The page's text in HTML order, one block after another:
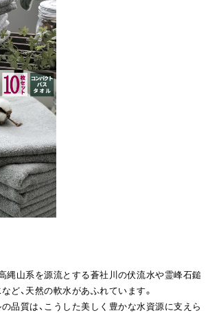
縄山系を源流とする蒼社川の伏流水や霊峰石鎚
ど、天然の軟水があふれています。
品質は、こうした美しく豊かな水資源に支えら